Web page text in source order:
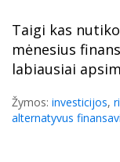
Taigi kas
mėnesius
labiausiai
Žymos: investicijos,
alternatyvus